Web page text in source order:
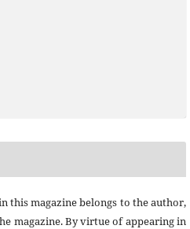
this magazine belongs to the author,
magazine. By virtue of appearing in